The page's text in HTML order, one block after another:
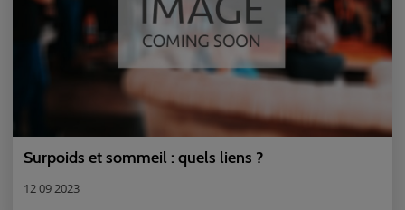
Surpoids et sommeil : quels liens ?
12 09 2023